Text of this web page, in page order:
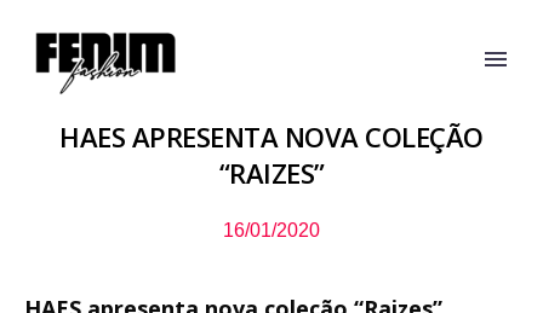
HAES APRESENTA NOVA COLEÇÃO
“RAIZES”
16/01/2020